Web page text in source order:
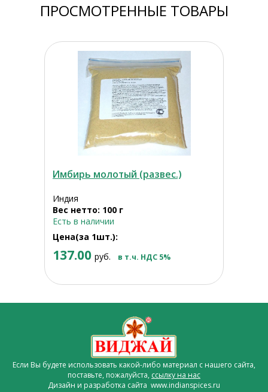
ПРОСМОТРЕННЫЕ ТОВАРЫ
Имбирь молотый (развес.)
Индия
Вес нетто: 100 г
Есть в наличии
Цена(за 1шт.):
137.00 руб. в т.ч. НДС 5%
Если Вы будете использовать какой-либо материал с нашего сайта,
поставьте, пожалуйста, ссылку на нас
Дизайн и разработка сайта www.indianspices.ru